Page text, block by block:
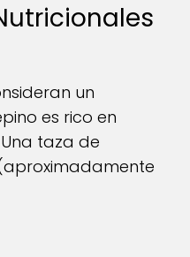
un
es rico en
taza de